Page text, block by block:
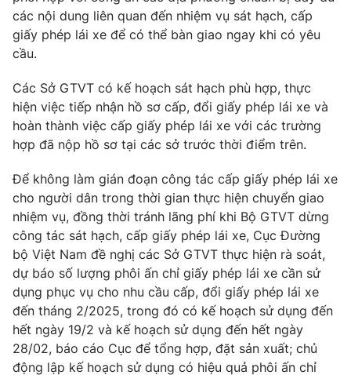
Nhân vật
Khán giả
Âm nhạc
Sao
Đời sống
Du lịch
Chất lượng cuộc sống
Giáo dục
Tuyển sinh
Học trực tuyến
Công nghệ
Hitech Công nghệ tương lai
Thị trường
Tư vấn
Giao lưu trực tuyến
Lịch phát sóng
Chuyên mục khác
Emagazine Podcast
Photo Infographic
Video Shorts video
các nội dung liên quan đến nhiệm vụ sát hạch, cấp
giấy phép lái xe để có thể bàn giao ngay khi có yêu
cầu.
Các Sở GTVT có kế hoạch sát hạch phù hợp, thực
hiện việc tiếp nhận hồ sơ cấp, đổi giấy phép lái xe và
hoàn thành việc cấp giấy phép lái xe với các trường
hợp đã nộp hồ sơ tại các sở trước thời điểm trên.
Để không làm gián đoạn công tác cấp giấy phép lái xe
cho người dân trong thời gian thực hiện chuyển giao
nhiệm vụ, đồng thời tránh lãng phí khi Bộ GTVT dừng
công tác sát hạch, cấp giấy phép lái xe, Cục Đường
bộ Việt Nam đề nghị các Sở GTVT thực hiện rà soát,
dự báo số lượng phôi ấn chỉ giấy phép lái xe cần sử
dụng phục vụ cho nhu cầu cấp, đổi giấy phép lái xe
đến tháng 2/2025, trong đó có kế hoạch sử dụng đến
hết ngày 19/2 và kế hoạch sử dụng đến hết ngày
28/02, báo cáo Cục để tổng hợp, đặt sản xuất; chủ
động lập kế hoạch sử dụng có hiệu quả phôi ấn chỉ